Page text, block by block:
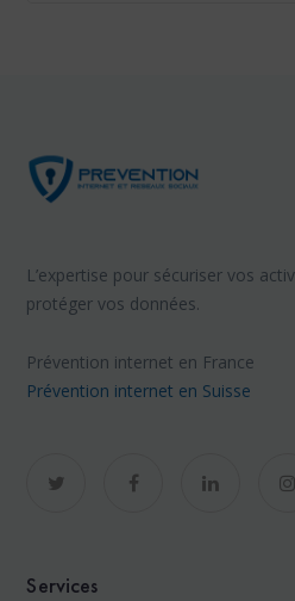
L’expertise pour sécuriser vos
protéger vos données.
Prévention internet en France
Prévention internet en Suisse
Services